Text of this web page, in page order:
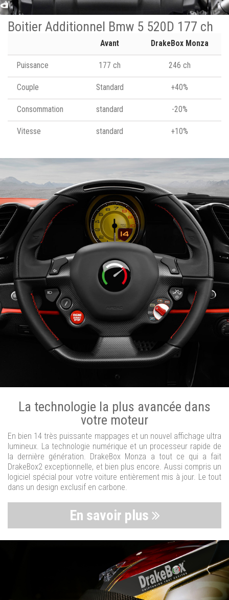
Boitier Additionnel Bmw 5 520D 177 ch
Avant DrakeBox Monza
Puissance 177 ch 246 ch
Couple Standard +40%
Consommation standard -20%
Vitesse standard +10%
La technologie la plus avancée dans
votre moteur
En bien 14 très puissante mappages et un nouvel affichage ultra
lumineux. La technologie numérique et un processeur rapide de
la dernière génération. DrakeBox Monza a tout ce qui a fait
DrakeBox2 exceptionnelle, et bien plus encore. Aussi compris un
logiciel spécial pour votre voiture entièrement mis à jour. Le tout
dans un design exclusif en carbone.
En savoir plus